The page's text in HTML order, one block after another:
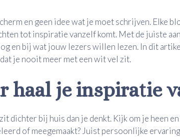
en geen idee wat je moet schrijven. Elke
tot inspiratie vanzelf komt. Met de juiste
en bij wat jouw lezers willen lezen. In dit
je nooit meer met een wit vel zit.
haal je inspiratie
dichter bij huis dan je denkt. Kijk om je heen
of meegemaakt? Juist persoonlijke